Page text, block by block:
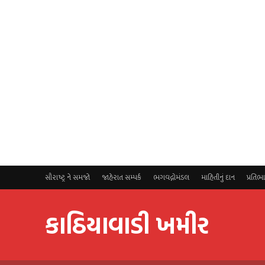
સૌરાષ્ટ્ર ને સમજો જાહેરાત સમ્પર્ક ભગવદ્ગોમંડલ માહિતીનું દાન
કાઠિયાવાડી ખમીર